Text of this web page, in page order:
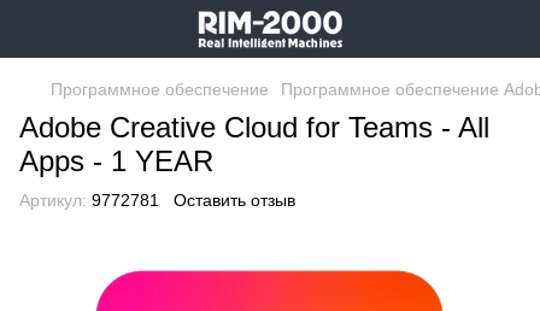
Программное обеспечение Программное обеспечение
Adobe Creative Cloud for Teams - All
Apps - 1 YEAR
Артикул: 9772781 Оставить отзыв